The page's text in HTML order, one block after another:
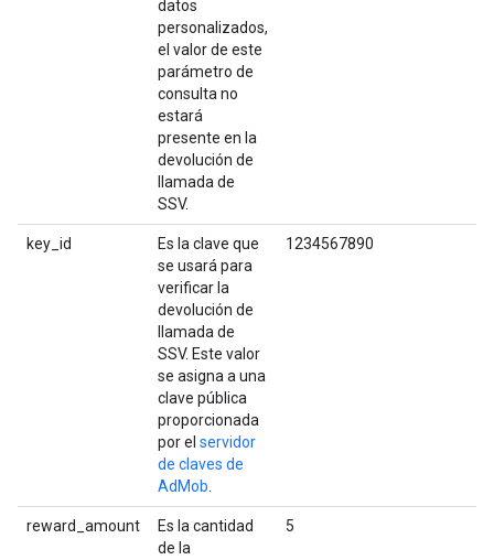
datos
personalizados,
el valor de este
parámetro de
consulta no
estará
presente en la
devolución de
llamada de
SSV.
key_id
Es la clave que
se usará para
verificar la
devolución de
llamada de
SSV. Este valor
se asigna a una
clave pública
proporcionada
por el servidor
de claves de
AdMob
1234567890
reward_amount
Es la cantidad
de la
5